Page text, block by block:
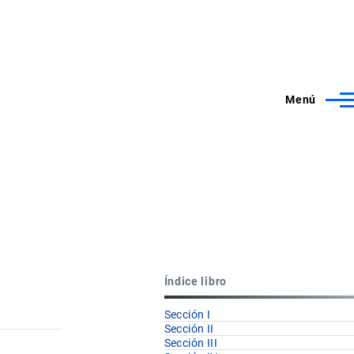
Menú
Índice libro
Sección I
Sección II
Sección III